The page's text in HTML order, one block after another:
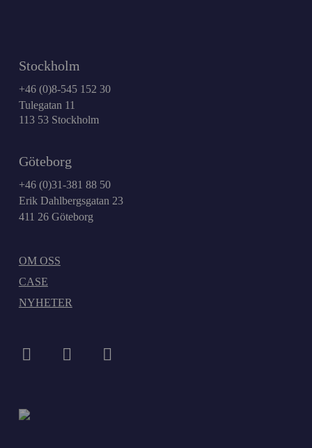
Stockholm
+46 (0)8-545 152 30
Tulegatan 11
113 53 Stockholm
Göteborg
+46 (0)31-381 88 50
Erik Dahlbergsgatan 23
411 26 Göteborg
OM OSS
CASE
NYHETER